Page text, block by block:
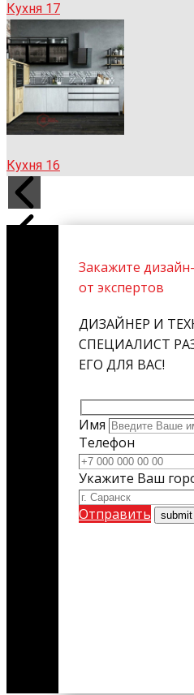
Кухня 17
Кухня 16
Закажите
от экспертов
ДИЗАЙНЕР И
СПЕЦИАЛИСТ
ЕГО ДЛЯ ВАС!
Имя
Телефон
Укажите Ваш
Отправить